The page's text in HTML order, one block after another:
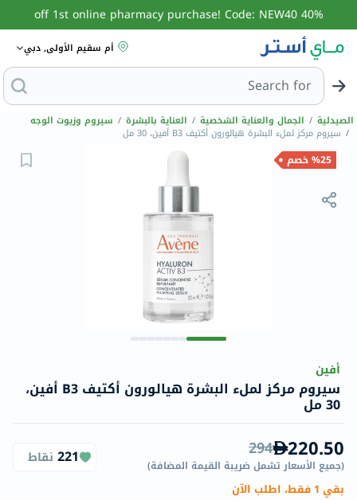
40% off 1st online pharmacy purchase! Code: NEW40
أم سقيم الأولى, دبي
Search for
الصيدلية / الجمال والعناية الشخصية / العناية بالبشرة / سيروم وزيوت الوجه
/ سيروم مركز لملء البشرة هيالورون أكتيف B3 أفين، 30 مل
%25 خصم
أفين
سيروم مركز لملء البشرة هيالورون أكتيف B3 أفين،
30 مل
220.50
294
(جميع الأسعار تشمل ضريبة القيمة المضافة)
221 نقاط
بقي 1 فقط، اطلب الآن